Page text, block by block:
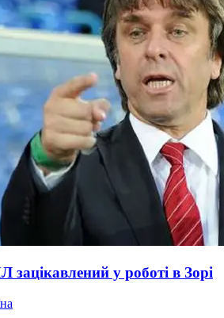
зацікавлений у роботі в Зорі